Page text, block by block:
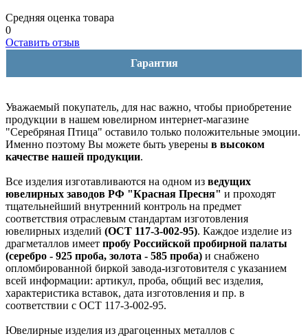
Средняя оценка товара
0
Оставить отзыв
Гарантия
Уважаемый покупатель, для нас важно, чтобы приобретение
продукции в нашем ювелирном интернет-магазине
"Серебряная Птица" оставило только положительные эмоции.
Именно поэтому Вы можете быть уверены в высоком
качестве нашей продукции.
Все изделия изготавливаются на одном из ведущих
ювелирных заводов РФ "Красная Пресня" и проходят
тщательнейший внутренний контроль на предмет
соответствия отраслевым стандартам изготовления
ювелирных изделий (ОСТ 117-3-002-95). Каждое изделие из
драгметаллов имеет пробу Российской пробирной палаты
(серебро - 925 проба, золота - 585 проба) и снабжено
опломбированной биркой завода-изготовителя с указанием
всей информации: артикул, проба, общий вес изделия,
характеристика вставок, дата изготовления и пр. в
соответствии с ОСТ 117-3-002-95.
Ювелирные изделия из драгоценных металлов с